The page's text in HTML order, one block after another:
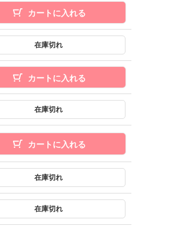
カートに入れる
カートに入れる
カートに入れる